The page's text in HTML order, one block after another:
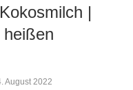
|
August 2022